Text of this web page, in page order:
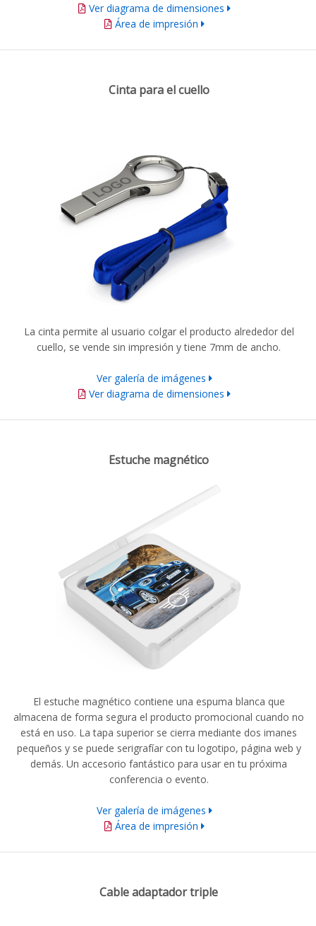
Ver diagrama de dimensiones
Área de impresión
Cinta para el cuello
La cinta permite al usuario colgar el producto alrededor del
cuello, se vende sin impresión y tiene 7mm de ancho.
Ver galería de imágenes
Ver diagrama de dimensiones
Estuche magnético
El estuche magnético contiene una espuma blanca que
almacena de forma segura el producto promocional cuando no
está en uso. La tapa superior se cierra mediante dos imanes
pequeños y se puede serigrafíar con tu logotipo, página web y
demás. Un accesorio fantástico para usar en tu próxima
conferencia o evento.
Ver galería de imágenes
Área de impresión
Cable adaptador triple